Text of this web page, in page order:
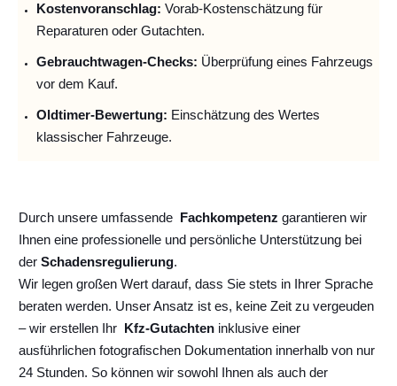
Kostenvoranschlag: Vorab-Kostenschätzung für
Reparaturen oder Gutachten.
Gebrauchtwagen-Checks: Überprüfung eines Fahrzeugs
vor dem Kauf.
Oldtimer-Bewertung: Einschätzung des Wertes
klassischer Fahrzeuge.
Durch unsere umfassende Fachkompetenz garantieren wir
Ihnen eine professionelle und persönliche Unterstützung bei
der Schadensregulierung.
Wir legen großen Wert darauf, dass Sie stets in Ihrer Sprache
beraten werden. Unser Ansatz ist es, keine Zeit zu vergeuden
– wir erstellen Ihr Kfz-Gutachten inklusive einer
ausführlichen fotografischen Dokumentation innerhalb von nur
24 Stunden. So können wir sowohl Ihnen als auch der